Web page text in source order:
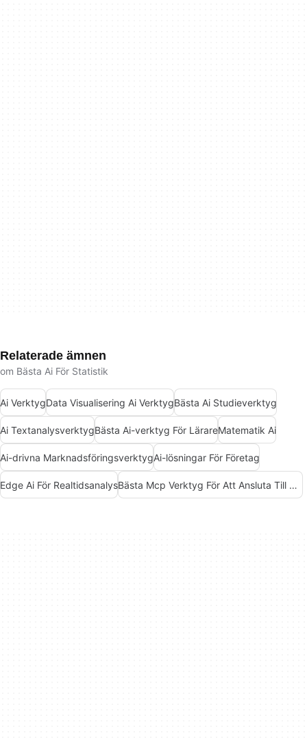
Relaterade ämnen
om Bästa Ai För Statistik
Ai VerktygData Visualisering Ai VerktygBästa Ai Studieverktyg
Ai TextanalysverktygBästa Ai-verktyg För LärareMatematik Ai
Ai-drivna MarknadsföringsverktygAi-lösningar För Företag
Edge Ai För Realtidsanalys Bästa Mcp Verktyg För Att Ansluta Till Data